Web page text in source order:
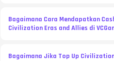
Bagaimana Cara Mendapatkan
Civilization Eras and Allies di
Bagaimana Jika Top Up